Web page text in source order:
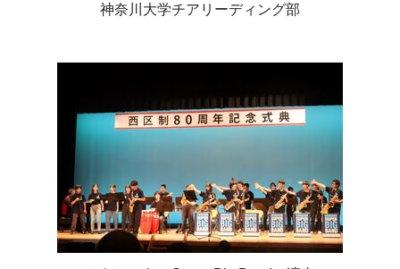
神奈川大学チアリーディング部